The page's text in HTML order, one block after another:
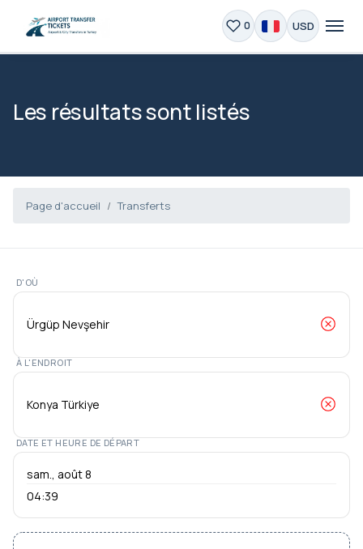
0 USD
Les résultats sont listés
Page d'accueil Transferts
D'OÙ
À L'ENDROIT
DATE ET HEURE DE DÉPART
04:39